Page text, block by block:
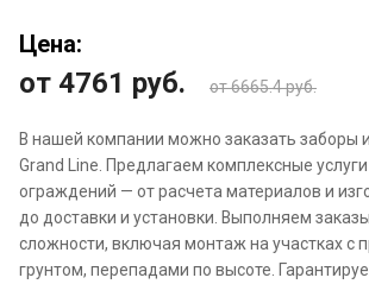
Цена:
от 4761 руб. от 6665.4 руб.
В нашей компании можно заказать заборы
Grand Line. Предлагаем комплексные
ограждений — от расчета материалов и
до доставки и установки. Выполняем
сложности, включая монтаж на участках с
грунтом, перепадами по высоте.